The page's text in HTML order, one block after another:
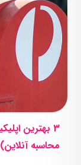
محاسبه آنلاین)